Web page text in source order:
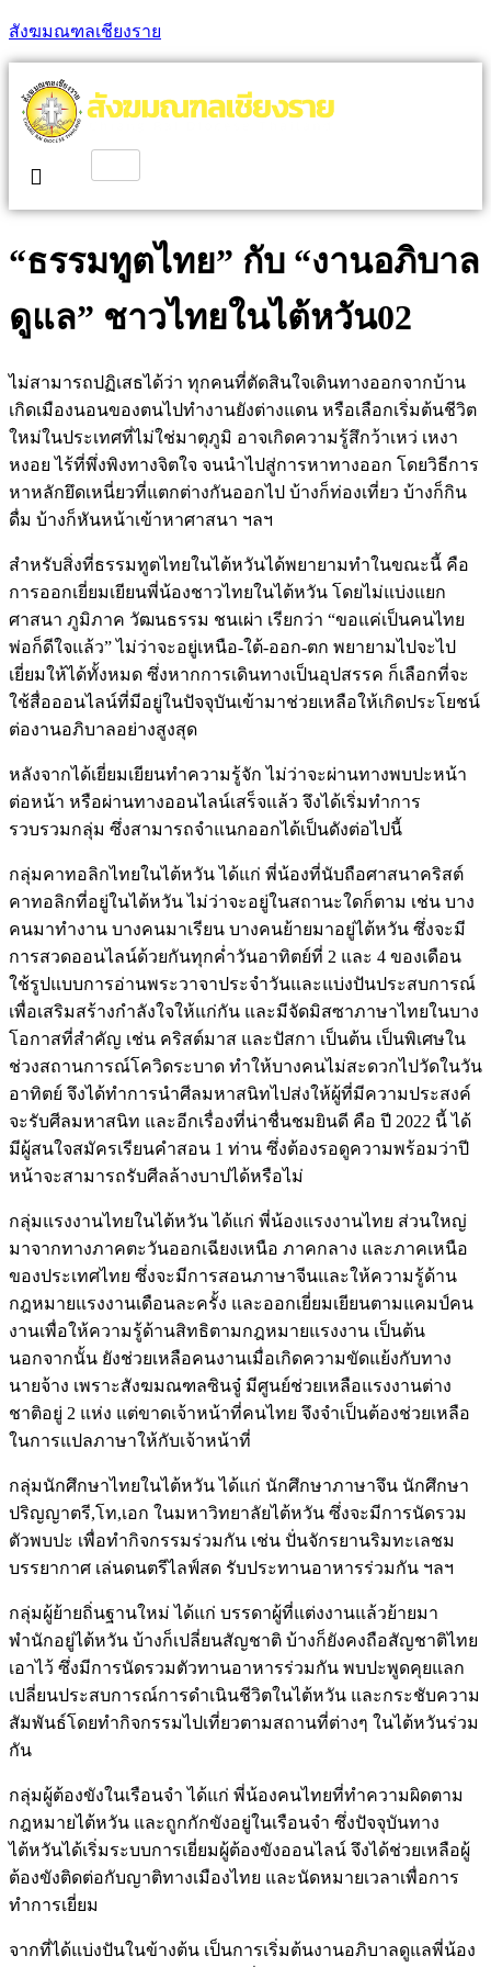
สังฆมณฑลเชียงราย
“ธรรมทูตไทย” กับ “งานอภิบาล
ดูแล” ชาวไทยในไต้หวัน02
ไม่สามารถปฏิเสธได้ว่า ทุกคนที่ตัดสินใจเดินทางออกจากบ้าน
เกิดเมืองนอนของตนไปทำงานยังต่างแดน หรือเลือกเริ่มต้นชีวิต
ใหม่ในประเทศที่ไม่ใช่มาตุภูมิ อาจเกิดความรู้สึกว้าเหว่ เหงา
หงอย ไร้ที่พึ่งพิงทางจิตใจ จนนำไปสู่การหาทางออก โดยวิธีการ
หาหลักยึดเหนี่ยวที่แตกต่างกันออกไป บ้างก็ท่องเที่ยว บ้างก็กิน
ดื่ม บ้างก็หันหน้าเข้าหาศาสนา ฯลฯ
สำหรับสิ่งที่ธรรมทูตไทยในไต้หวันได้พยายามทำในขณะนี้ คือ
การออกเยี่ยมเยียนพี่น้องชาวไทยในไต้หวัน โดยไม่แบ่งแยก
ศาสนา ภูมิภาค วัฒนธรรม ชนเผ่า เรียกว่า “ขอแค่เป็นคนไทย
พ่อก็ดีใจแล้ว” ไม่ว่าจะอยู่เหนือ-ใต้-ออก-ตก พยายามไปจะไป
เยี่ยมให้ได้ทั้งหมด ซึ่งหากการเดินทางเป็นอุปสรรค ก็เลือกที่จะ
ใช้สื่อออนไลน์ที่มีอยู่ในปัจจุบันเข้ามาช่วยเหลือให้เกิดประโยชน์
ต่องานอภิบาลอย่างสูงสุด
หลังจากได้เยี่ยมเยียนทำความรู้จัก ไม่ว่าจะผ่านทางพบปะหน้า
ต่อหน้า หรือผ่านทางออนไลน์เสร็จแล้ว จึงได้เริ่มทำการ
รวบรวมกลุ่ม ซึ่งสามารถจำแนกออกได้เป็นดังต่อไปนี้
กลุ่มคาทอลิกไทยในไต้หวัน ได้แก่ พี่น้องที่นับถือศาสนาคริสต์
คาทอลิกที่อยู่ในไต้หวัน ไม่ว่าจะอยู่ในสถานะใดก็ตาม เช่น บาง
คนมาทำงาน บางคนมาเรียน บางคนย้ายมาอยู่ไต้หวัน ซึ่งจะมี
การสวดออนไลน์ด้วยกันทุกค่ำวันอาทิตย์ที่ 2 และ 4 ของเดือน
ใช้รูปแบบการอ่านพระวาจาประจำวันและแบ่งปันประสบการณ์
เพื่อเสริมสร้างกำลังใจให้แก่กัน และมีจัดมิสซาภาษาไทยในบาง
โอกาสที่สำคัญ เช่น คริสต์มาส และปัสกา เป็นต้น เป็นพิเศษใน
ช่วงสถานการณ์โควิดระบาด ทำให้บางคนไม่สะดวกไปวัดในวัน
อาทิตย์ จึงได้ทำการนำศีลมหาสนิทไปส่งให้ผู้ที่มีความประสงค์
จะรับศีลมหาสนิท และอีกเรื่องที่น่าชื่นชมยินดี คือ ปี 2022 นี้ ได้
มีผู้สนใจสมัครเรียนคำสอน 1 ท่าน ซึ่งต้องรอดูความพร้อมว่าปี
หน้าจะสามารถรับศีลล้างบาปได้หรือไม่
กลุ่มแรงงานไทยในไต้หวัน ได้แก่ พี่น้องแรงงานไทย ส่วนใหญ่
มาจากทางภาคตะวันออกเฉียงเหนือ ภาคกลาง และภาคเหนือ
ของประเทศไทย ซึ่งจะมีการสอนภาษาจีนและให้ความรู้ด้าน
กฎหมายแรงงานเดือนละครั้ง และออกเยี่ยมเยียนตามแคมป์คน
งานเพื่อให้ความรู้ด้านสิทธิตามกฎหมายแรงงาน เป็นต้น
นอกจากนั้น ยังช่วยเหลือคนงานเมื่อเกิดความขัดแย้งกับทาง
นายจ้าง เพราะสังฆมณฑลซินจู๋ มีศูนย์ช่วยเหลือแรงงานต่าง
ชาติอยู่ 2 แห่ง แต่ขาดเจ้าหน้าที่คนไทย จึงจำเป็นต้องช่วยเหลือ
ในการแปลภาษาให้กับเจ้าหน้าที่
กลุ่มนักศึกษาไทยในไต้หวัน ได้แก่ นักศึกษาภาษาจึน นักศึกษา
ปริญญาตรี,โท,เอก ในมหาวิทยาลัยไต้หวัน ซึ่งจะมีการนัดรวม
ตัวพบปะ เพื่อทำกิจกรรมร่วมกัน เช่น ปั่นจักรยานริมทะเลชม
บรรยากาศ เล่นดนตรีไลฟ์สด รับประทานอาหารร่วมกัน ฯลฯ
กลุ่มผู้ย้ายถิ่นฐานใหม่ ได้แก่ บรรดาผู้ที่แต่งงานแล้วย้ายมา
พำนักอยู่ไต้หวัน บ้างก็เปลี่ยนสัญชาติ บ้างก็ยังคงถือสัญชาติไทย
เอาไว้ ซึ่งมีการนัดรวมตัวทานอาหารร่วมกัน พบปะพูดคุยแลก
เปลี่ยนประสบการณ์การดำเนินชีวิตในไต้หวัน และกระชับความ
สัมพันธ์โดยทำกิจกรรมไปเที่ยวตามสถานที่ต่างๆ ในไต้หวันร่วม
กัน
กลุ่มผู้ต้องขังในเรือนจำ ได้แก่ พี่น้องคนไทยที่ทำความผิดตาม
กฎหมายไต้หวัน และถูกกักขังอยู่ในเรือนจำ ซึ่งปัจจุบันทาง
ไต้หวันได้เริ่มระบบการเยี่ยมผู้ต้องขังออนไลน์ จึงได้ช่วยเหลือผู้
ต้องขังติดต่อกับญาติทางเมืองไทย และนัดหมายเวลาเพื่อการ
ทำการเยี่ยม
จากที่ได้แบ่งปันในข้างต้น เป็นการเริ่มต้นงานอภิบาลดูแลพี่น้อง